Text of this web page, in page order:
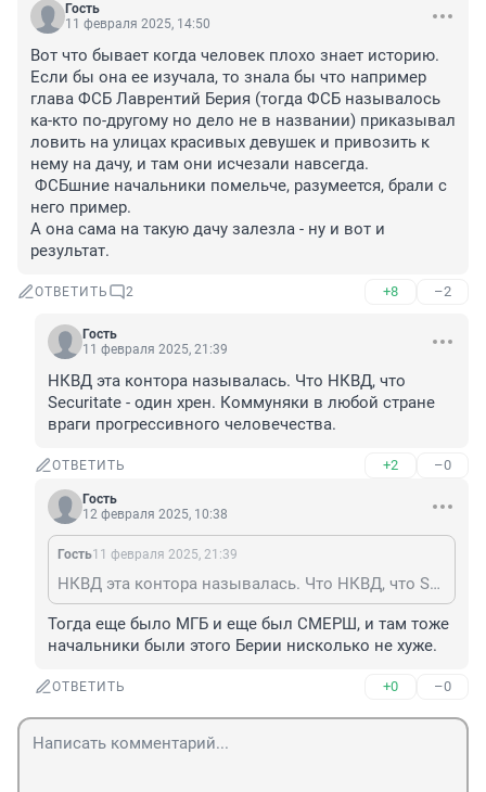
Гость
11 февраля 2025, 14:50
Вот что бывает когда человек плохо знает историю.
Если бы она ее изучала, то знала бы что например
глава ФСБ Лаврентий Берия (тогда ФСБ называлось
ка-кто по-другому но дело не в названии) приказывал
ловить на улицах красивых девушек и привозить к
нему на дачу, и там они исчезали навсегда.
ФСБшние начальники помельче, разумеется, брали с
него пример.
А она сама на такую дачу залезла - ну и вот и
результат.
ОТВЕТИТЬ 2 +8 –2
Гость
11 февраля 2025, 21:39
НКВД эта контора называлась. Что НКВД, что
Securitate - один хрен. Коммуняки в любой стране
враги прогрессивного человечества.
ОТВЕТИТЬ +2 –0
Гость
12 февраля 2025, 10:38
Гость11 февраля 2025, 21:39
НКВД эта контора называлась. Что НКВД, что Securitate - один хрен. Коммуняки в любой стране враги прогрессивного человечества.
Тогда еще было МГБ и еще был СМЕРШ, и там тоже
начальники были этого Берии нисколько не хуже.
ОТВЕТИТЬ +0 –0